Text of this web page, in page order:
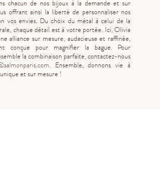
chacun de nos bijoux à la demande et sur
offrant ainsi la liberté de personnaliser nos
vos envies. Du choix du métal à celui de la
chaque détail est à votre portée. Ici, Olivia
alliance sur mesure, audacieuse et raffinée,
conçue pour magnifier la bague. Pour
la combinaison parfaite, contactez-nous
. Ensemble, donnons vie à
et sur mesure !